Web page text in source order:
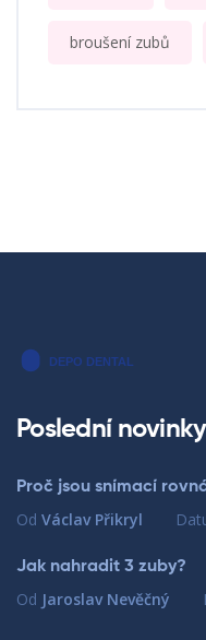
broušení zubů
Poslední novinky
Proč jsou snímací
Od Václav Přikryl
Jak nahradit 3 zuby?
Od Jaroslav Nevěčný